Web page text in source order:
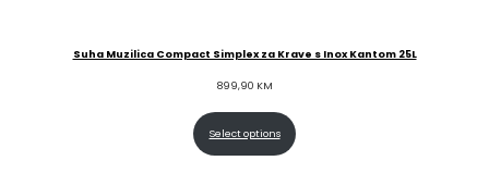
Suha Muzilica Compact Simplex za Krave s Inox Kantom 25L
899,90 KM
Select options